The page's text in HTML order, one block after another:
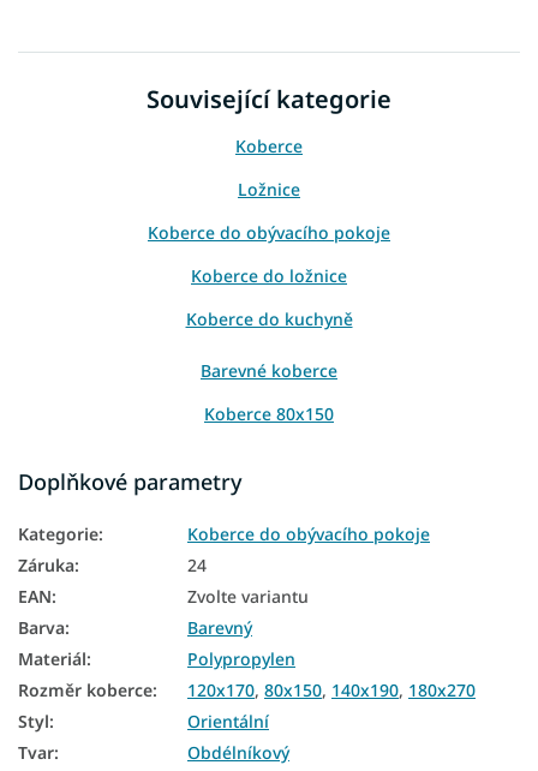
Související kategorie
Koberce
Ložnice
Koberce do obývacího pokoje
Koberce do ložnice
Koberce do kuchyně
Barevné koberce
Koberce 80x150
Koberce 140x190
Koberce 200x290
Koberce 240x330
Doplňkové parametry
Kategorie:
Koberce do obývacího pokoje
Záruka:
24
EAN:
Zvolte variantu
Barva:
Barevný
Materiál:
Polypropylen
Rozměr koberce: 120x170, 80x150, 140x190, 180x270
Styl:
Orientální
Tvar:
Obdélníkový